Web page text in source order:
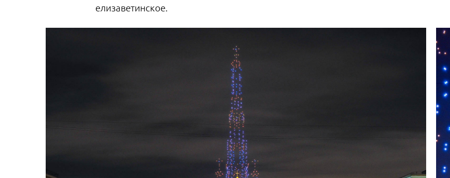
елизаветинское.